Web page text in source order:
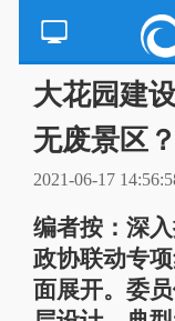
大花园建
无废景区？
2021-06-17
编者按：深
政协联动专
面展开。委